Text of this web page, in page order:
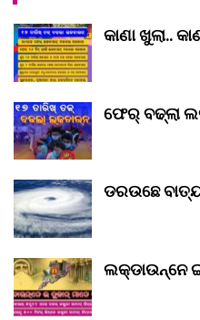
କାଣା ଖୁଲା..
ଫେର୍ ବଢ୍‌ଲା
ଡରଉଛେ
ଲକ୍‌ଡାଉନ୍‌ନେ ଇ